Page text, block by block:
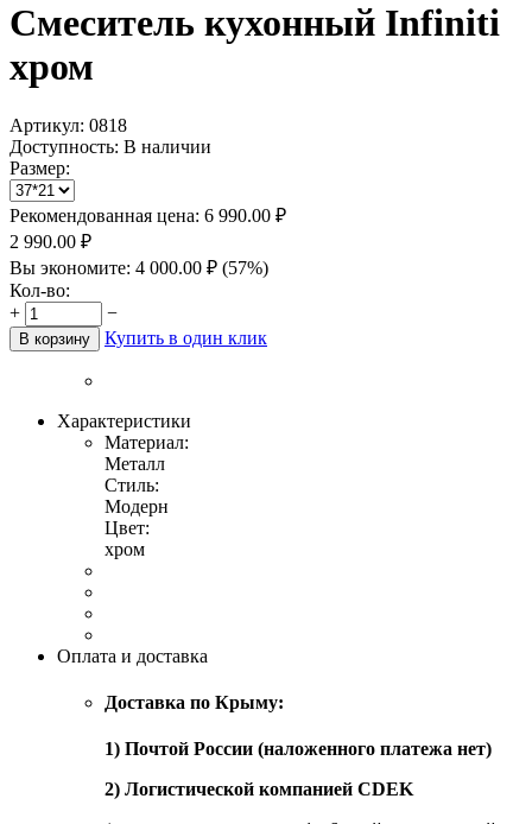
Смеситель кухонный Infiniti
хром
Артикул: 0818
Доступность: В наличии
Размер:
Рекомендованная цена: 6 990.00 ₽
2 990.00 ₽
Вы экономите: 4 000.00 ₽ (57%)
Кол-во:
+
−
В корзину Купить в один клик
Характеристики
Материал:
Металл
Стиль:
Модерн
Цвет:
хром
Оплата и доставка
Доставка по Крыму:
1) Почтой России (наложенного платежа нет)
2) Логистической компанией CDEK